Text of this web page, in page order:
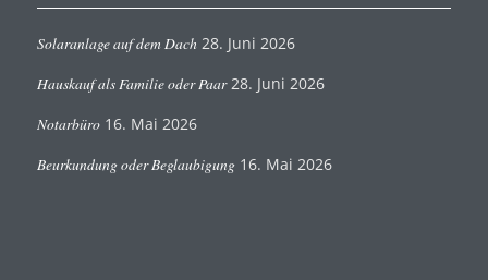
Solaranlage auf dem Dach 28. Juni 2026
Hauskauf als Familie oder Paar 28. Juni 2026
Notarbüro 16. Mai 2026
Beurkundung oder Beglaubigung 16. Mai 2026